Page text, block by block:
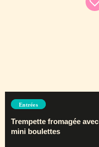
Entrées
Trempette fromagée avec
mini boulettes